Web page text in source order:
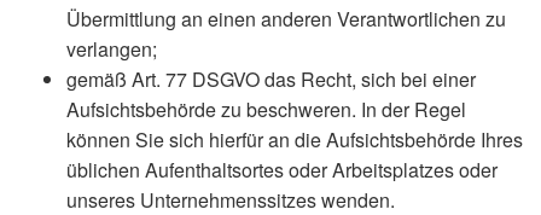
Übermittlung an einen anderen Verantwortlichen zu
verlangen;
gemäß Art. 77 DSGVO das Recht, sich bei einer
Aufsichtsbehörde zu beschweren. In der Regel
können Sie sich hierfür an die Aufsichtsbehörde Ihres
üblichen Aufenthaltsortes oder Arbeitsplatzes oder
unseres Unternehmenssitzes wenden.